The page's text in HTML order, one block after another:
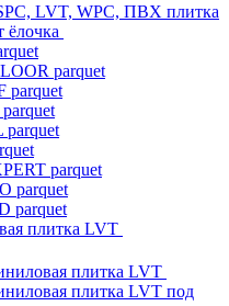
LVT, WPC, ПВХ плитка
ёлочка
parquet
parquet
parquet
parquet
parquet
плитка LVT
плитка LVT
плитка LVT под